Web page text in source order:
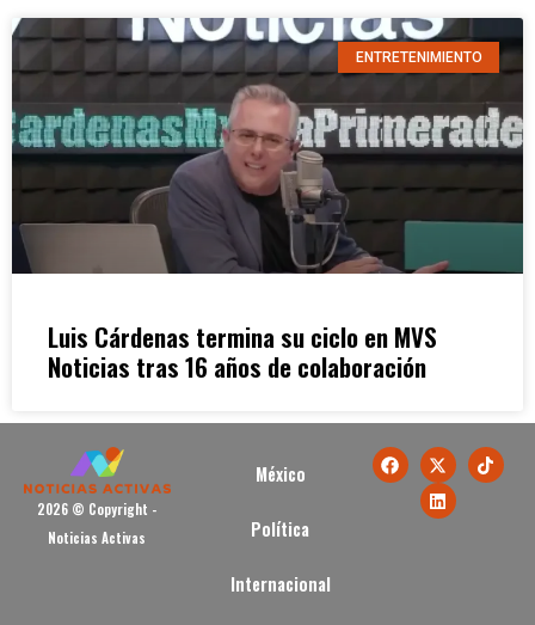
ENTRETENIMIENTO
Luis Cárdenas termina su ciclo en MVS
Noticias tras 16 años de colaboración
2026 © Copyright -
Noticias Activas
México
Política
Internacional